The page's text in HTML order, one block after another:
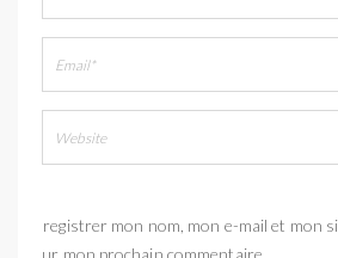
Enregistrer mon nom, mon e-mail et mon
pour mon prochain commentaire.